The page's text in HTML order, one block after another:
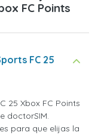
FC Points
FC 25
25 Xbox FC Points
doctorSIM.
para que elijas la